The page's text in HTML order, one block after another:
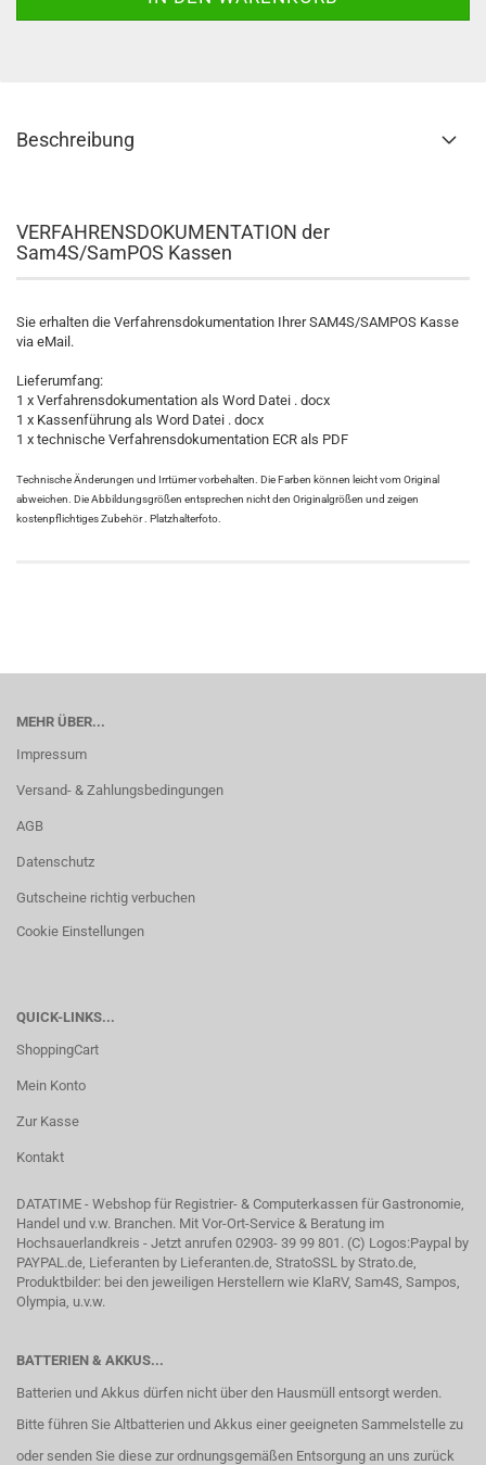
Beschreibung
VERFAHRENSDOKUMENTATION der
Sam4S/SamPOS Kassen
Sie erhalten die Verfahrensdokumentation Ihrer SAM4S/SAMPOS Kasse
via eMail.
Lieferumfang:
1 x Verfahrensdokumentation als Word Datei . docx
1 x Kassenführung als Word Datei . docx
1 x technische Verfahrensdokumentation ECR als PDF
Technische Änderungen und Irrtümer vorbehalten. Die Farben können leicht vom Original
abweichen. Die Abbildungsgrößen entsprechen nicht den Originalgrößen und zeigen
kostenpflichtiges Zubehör . Platzhalterfoto.
MEHR ÜBER...
Impressum
Versand- & Zahlungsbedingungen
AGB
Datenschutz
Gutscheine richtig verbuchen
Cookie Einstellungen
QUICK-LINKS...
ShoppingCart
Mein Konto
Zur Kasse
Kontakt
DATATIME - Webshop für Registrier- & Computerkassen für Gastronomie,
Handel und v.w. Branchen. Mit Vor-Ort-Service & Beratung im
Hochsauerlandkreis - Jetzt anrufen 02903- 39 99 801. (C) Logos:Paypal by
PAYPAL.de, Lieferanten by Lieferanten.de, StratoSSL by Strato.de,
Produktbilder: bei den jeweiligen Herstellern wie KlaRV, Sam4S, Sampos,
Olympia, u.v.w.
BATTERIEN & AKKUS...
Batterien und Akkus dürfen nicht über den Hausmüll entsorgt werden.
Bitte führen Sie Altbatterien und Akkus einer geeigneten Sammelstelle zu
oder senden Sie diese zur ordnungsgemäßen Entsorgung an uns zurück